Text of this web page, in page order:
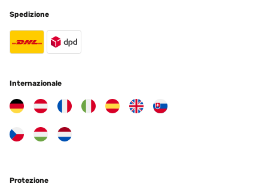
Spedizione
Internazionale
Protezione